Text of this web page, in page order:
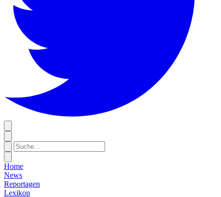
Home
News
Reportagen
Lexikon